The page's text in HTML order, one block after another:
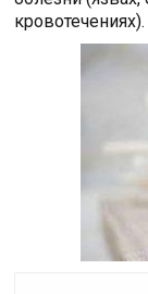
кровотечениях).